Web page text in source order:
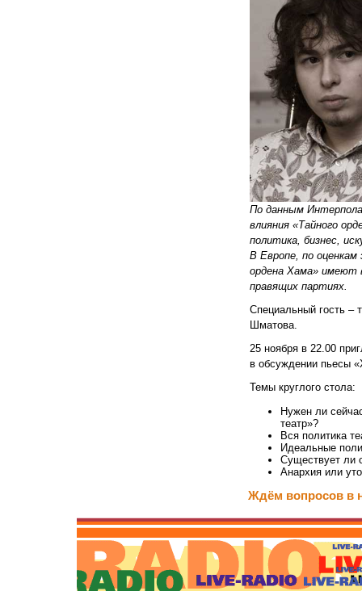
По данным
влияния «Тайного
политика, бизнес,
В Европе, по оценкам
ордена Хама» имеют
правящих партиях.
Специальный гость –
Шматова.
25 ноября в 22.00
в обсуждении пьесы
Темы круглого стола:
Нужен ли
театр»?
Вся политика
Идеальные
Существует ли
Анархия или
Ждём вопросов в